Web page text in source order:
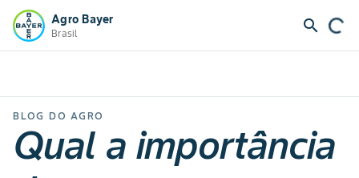
Agro Bayer
Brasil search
BLOG DO AGRO
Qual a importância